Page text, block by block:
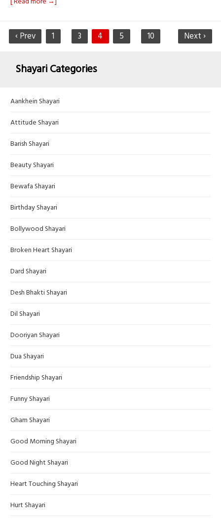
‹ Prev 1 3 4 5 10 Next ›
Shayari Categories
Aankhein Shayari
Attitude Shayari
Barish Shayari
Beauty Shayari
Bewafa Shayari
Birthday Shayari
Bollywood Shayari
Broken Heart Shayari
Dard Shayari
Desh Bhakti Shayari
Dil Shayari
Dooriyan Shayari
Dua Shayari
Friendship Shayari
Funny Shayari
Gham Shayari
Good Morning Shayari
Good Night Shayari
Heart Touching Shayari
Hurt Shayari